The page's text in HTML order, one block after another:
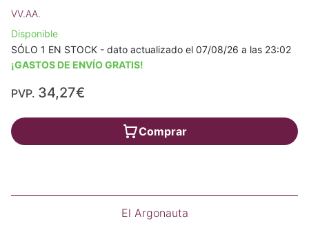
VV.AA.
Disponible
SÓLO 1 EN STOCK - dato actualizado el 07/08/26 a las 23:02
¡GASTOS DE ENVÍO GRATIS!
PVP. 34,27€
Comprar
El Argonauta